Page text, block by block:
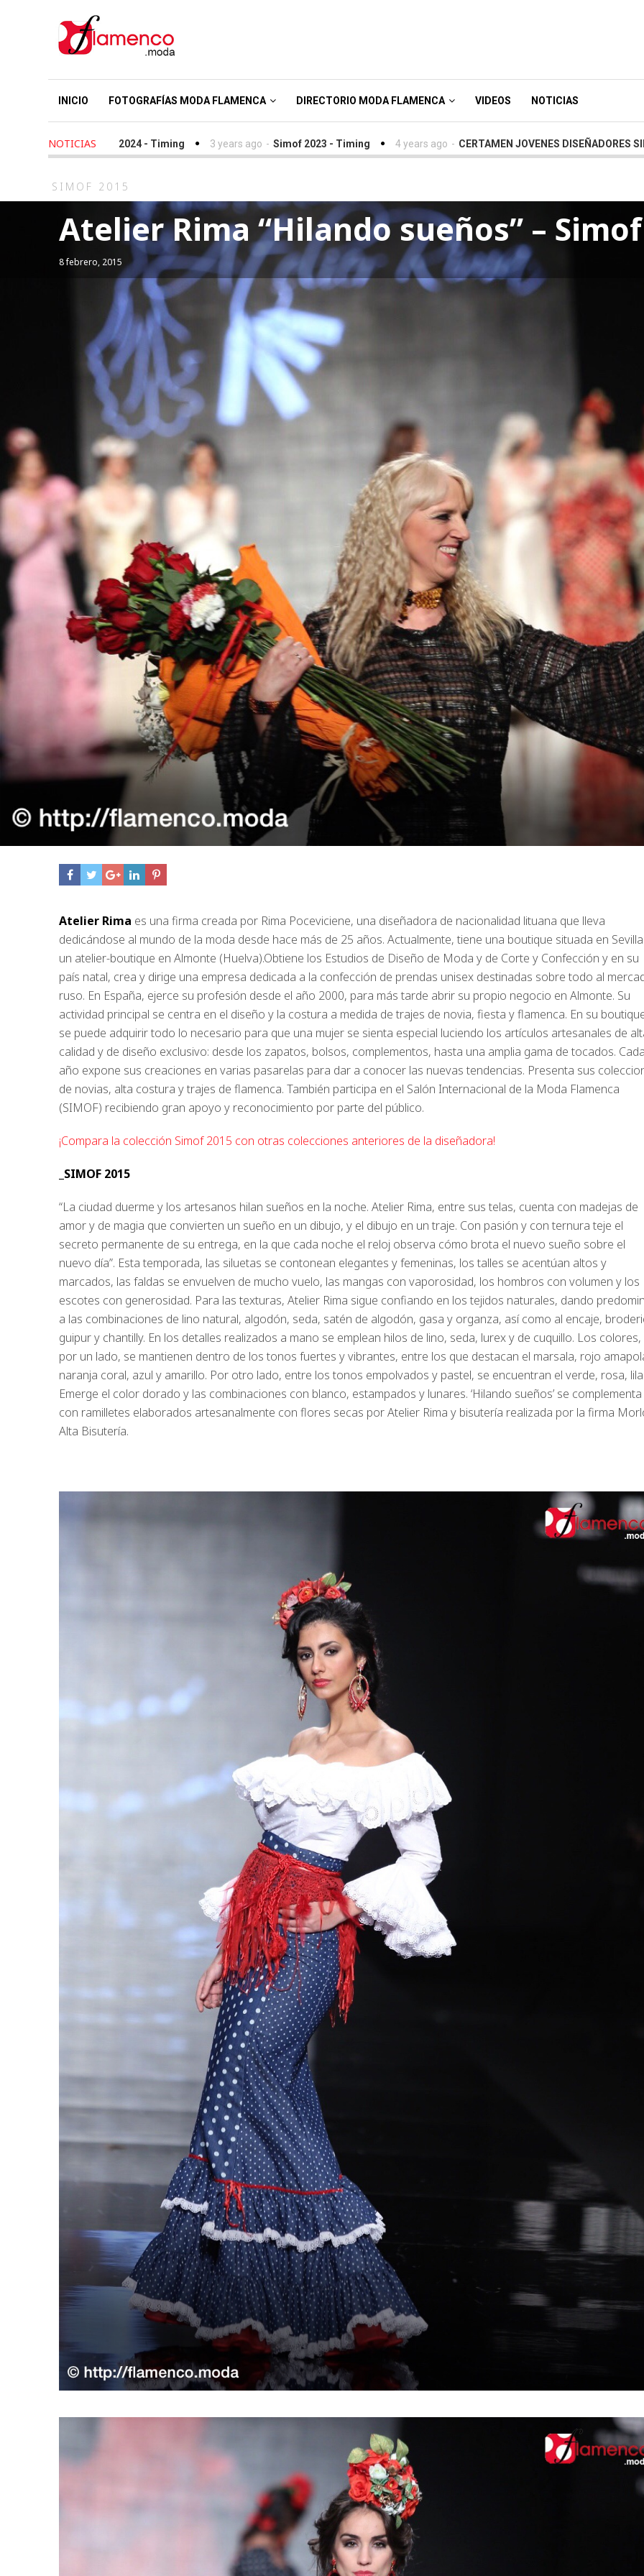
INICIO FOTOGRAFÍAS MODA FLAMENCA DIRECTORIO MODA FLAMENCA VIDEOS NOTICIAS
NOTICIAS
Flamenco 2024 - Timing 3 years ago - Simof 2023 - Timing 4 years ago - CERTAMEN JOVENES DISEÑADORES SIMOF 2022
SIMOF 2015
Atelier Rima “Hilando sueños” –
8 febrero, 2015
Atelier Rima es una firma creada por Rima Poceviciene, una diseñadora de nacionalidad lituana que lleva
dedicándose al mundo de la moda desde hace más de 25 años. Actualmente, tiene una boutique situada en
un atelier-boutique en Almonte (Huelva).Obtiene los Estudios de Diseño de Moda y de Corte y Confección y en su
país natal, crea y dirige una empresa dedicada a la confección de prendas unisex destinadas sobre todo al
ruso. En España, ejerce su profesión desde el año 2000, para más tarde abrir su propio negocio en Almonte. Su
actividad principal se centra en el diseño y la costura a medida de trajes de novia, fiesta y flamenca. En su
se puede adquirir todo lo necesario para que una mujer se sienta especial luciendo los artículos artesanales de
calidad y de diseño exclusivo: desde los zapatos, bolsos, complementos, hasta una amplia gama de tocados.
año expone sus creaciones en varias pasarelas para dar a conocer las nuevas tendencias. Presenta sus
de novias, alta costura y trajes de flamenca. También participa en el Salón Internacional de la Moda Flamenca
(SIMOF) recibiendo gran apoyo y reconocimiento por parte del público.
¡Compara la colección Simof 2015 con otras colecciones anteriores de la diseñadora!
_SIMOF 2015
“La ciudad duerme y los artesanos hilan sueños en la noche. Atelier Rima, entre sus telas, cuenta con madejas de
amor y de magia que convierten un sueño en un dibujo, y el dibujo en un traje. Con pasión y con ternura teje el
secreto permanente de su entrega, en la que cada noche el reloj observa cómo brota el nuevo sueño sobre el
nuevo día”. Esta temporada, las siluetas se contonean elegantes y femeninas, los talles se acentúan altos y
marcados, las faldas se envuelven de mucho vuelo, las mangas con vaporosidad, los hombros con volumen y los
escotes con generosidad. Para las texturas, Atelier Rima sigue confiando en los tejidos naturales, dando
a las combinaciones de lino natural, algodón, seda, satén de algodón, gasa y organza, así como al encaje,
guipur y chantilly. En los detalles realizados a mano se emplean hilos de lino, seda, lurex y de cuquillo. Los colores,
por un lado, se mantienen dentro de los tonos fuertes y vibrantes, entre los que destacan el marsala, rojo
naranja coral, azul y amarillo. Por otro lado, entre los tonos empolvados y pastel, se encuentran el verde, rosa,
Emerge el color dorado y las combinaciones con blanco, estampados y lunares. ‘Hilando sueños’ se complementa
con ramilletes elaborados artesanalmente con flores secas por Atelier Rima y bisutería realizada por la firma
Alta Bisutería.